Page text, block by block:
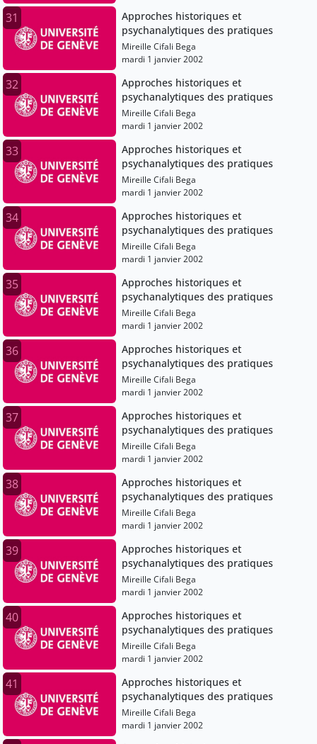
31
Approches historiques et
psychanalytiques des pratiques
Mireille Cifali Bega
mardi 1 janvier 2002
32
Approches historiques et
psychanalytiques des pratiques
Mireille Cifali Bega
mardi 1 janvier 2002
33
Approches historiques et
psychanalytiques des pratiques
Mireille Cifali Bega
mardi 1 janvier 2002
34
Approches historiques et
psychanalytiques des pratiques
Mireille Cifali Bega
mardi 1 janvier 2002
35
Approches historiques et
psychanalytiques des pratiques
Mireille Cifali Bega
mardi 1 janvier 2002
36
Approches historiques et
psychanalytiques des pratiques
Mireille Cifali Bega
mardi 1 janvier 2002
37
Approches historiques et
psychanalytiques des pratiques
Mireille Cifali Bega
mardi 1 janvier 2002
38
Approches historiques et
psychanalytiques des pratiques
Mireille Cifali Bega
mardi 1 janvier 2002
39
Approches historiques et
psychanalytiques des pratiques
Mireille Cifali Bega
mardi 1 janvier 2002
40
Approches historiques et
psychanalytiques des pratiques
Mireille Cifali Bega
mardi 1 janvier 2002
41
Approches historiques et
psychanalytiques des pratiques
Mireille Cifali Bega
mardi 1 janvier 2002